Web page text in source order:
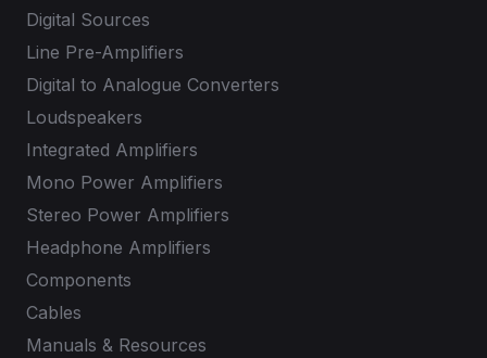
Digital Sources
Line Pre-Amplifiers
Digital to Analogue Converters
Loudspeakers
Integrated Amplifiers
Mono Power Amplifiers
Stereo Power Amplifiers
Headphone Amplifiers
Components
Cables
Manuals & Resources